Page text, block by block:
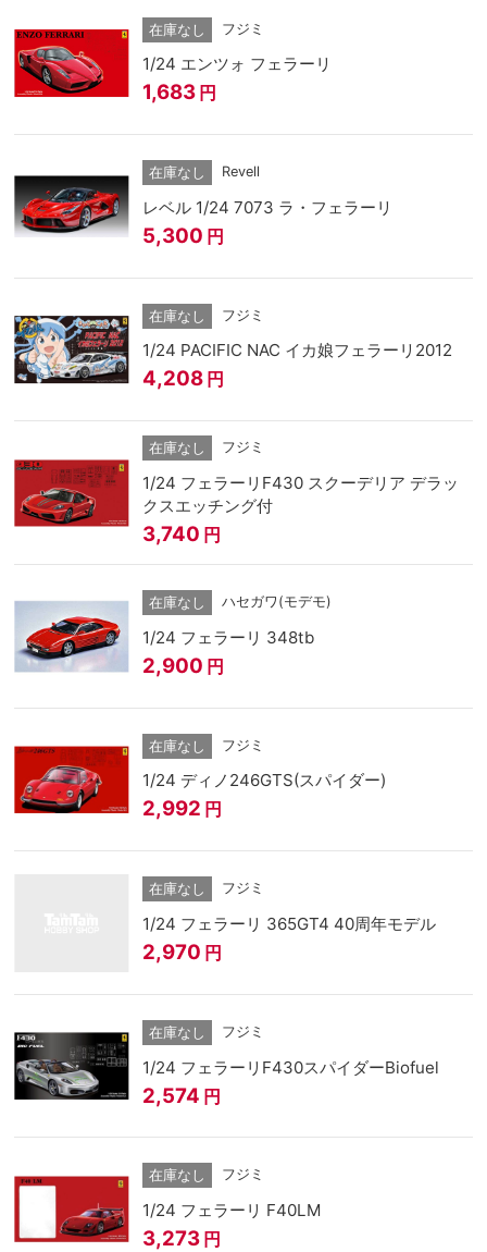
在庫なし フジミ
1/24 エンツォ フェラーリ
1,683 円
在庫なし Revell
レベル 1/24 7073 ラ・フェラーリ
5,300 円
在庫なし フジミ
1/24 PACIFIC NAC イカ娘フェラーリ2012
4,208 円
在庫なし フジミ
1/24 フェラーリF430 スクーデリア デラッ
クスエッチング付
3,740 円
在庫なし ハセガワ(モデモ)
1/24 フェラーリ 348tb
2,900 円
在庫なし フジミ
1/24 ディノ246GTS(スパイダー)
2,992 円
在庫なし フジミ
1/24 フェラーリ 365GT4 40周年モデル
2,970 円
在庫なし フジミ
1/24 フェラーリF430スパイダーBiofuel
2,574 円
在庫なし フジミ
1/24 フェラーリ F40LM
3,273 円